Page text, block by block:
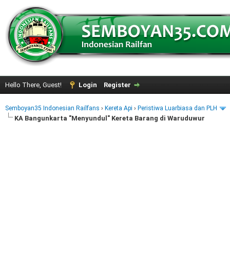
Hello There, Guest! Login Register
Semboyan35 Indonesian Railfans › Kereta Api › Peristiwa Luarbiasa dan PLH
KA Bangunkarta "Menyundul" Kereta Barang di Waruduwur